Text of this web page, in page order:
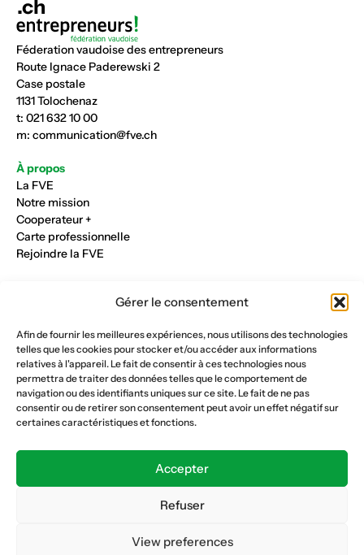
Gérer le consentement
Afin de fournir les meilleures expériences, nous utilisons des technologies
telles que les cookies pour stocker et/ou accéder aux informations
relatives à l'appareil. Le fait de consentir à ces technologies nous
permettra de traiter des données telles que le comportement de
navigation ou des identifiants uniques sur ce site. Le fait de ne pas
consentir ou de retirer son consentement peut avoir un effet négatif sur
certaines caractéristiques et fonctions.
Accepter
Refuser
View preferences
Féderation vaudoise des entrepreneurs
Route Ignace Paderewski 2
Case postale
1131 Tolochenaz
t: 021 632 10 00
m: communication@fve.ch
À propos
La FVE
Notre mission
Cooperateur +
Carte professionnelle
Rejoindre la FVE
Maçonnerie et génie civil
Parqueterie et sols
Menuiserie et bois
Plâtrerie et peinture
Nous suivre
Formation continue
Caisse AVS 66.1